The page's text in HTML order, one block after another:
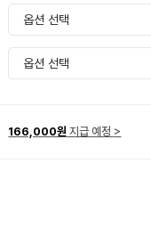
166,000원 지급 예정 >